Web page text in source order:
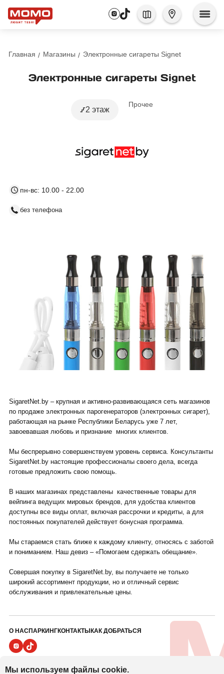
Главная Магазины Электронные сигареты Signet
Электронные сигареты Signet
2 этаж
Прочее
пн-вс: 10.00 - 22.00
без телефона
SigaretNet.by – крупная и активно-развивающаяся сеть магазинов
по продаже электронных парогенераторов (электронных сигарет),
работающая на рынке Республики Беларусь уже 7 лет,
завоевавшая любовь и признание многих клиентов.
Мы беспрерывно совершенствуем уровень сервиса. Консультанты
SigaretNet.by настоящие профессионалы своего дела, всегда
готовые предложить свою помощь.
В наших магазинах представлены качественные товары для
вейпинга ведущих мировых брендов, для удобства клиентов
доступны все виды оплат, включая рассрочки и кредиты, а для
постоянных покупателей действует бонусная программа.
Мы стараемся стать ближе к каждому клиенту, относясь с заботой
и пониманием. Наш девиз – «Помогаем сдержать обещание».
Совершая покупку в SigaretNet.by, вы получаете не только
широкий ассортимент продукции, но и отличный сервис
обслуживания и привлекательные цены.
О НАСПАРКИНГКОНТАКТЫКАК ДОБРАТЬСЯ
ПОЛИТИКА В ОТНОШЕНИИ ОБРАБОТКИ ПЕРСОНАЛЬНЫХ ДАННЫХ
Мы используем файлы cookie.